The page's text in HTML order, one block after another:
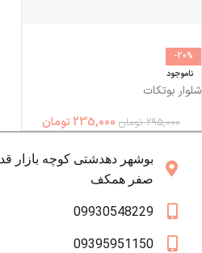
-20%
ناموجود
شلوار بوتكات
295,000 تومان 235,000 تومان
صفر همکف
09930548229
09395951150